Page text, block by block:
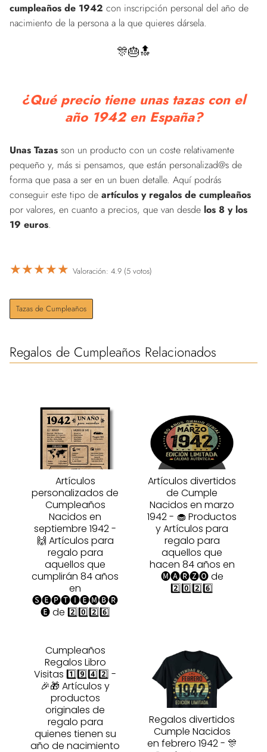
cumpleaños de 1942 con inscripción personal del año de
nacimiento de la persona a la que quieres dársela.
🎊🎂🔝
¿Qué precio tiene unas tazas con el
año 1942 en España?
Unas Tazas son un producto con un coste relativamente
pequeño y, más si pensamos, que están personalizad@s de
forma que pasa a ser en un buen detalle. Aquí podrás
conseguir este tipo de artículos y regalos de cumpleaños
por valores, en cuanto a precios, que van desde los 8 y los
19 euros.
★★★★★ Valoración: 4.9 (5 votos)
Tazas de Cumpleaños
Regalos de Cumpleaños Relacionados
Artículos
personalizados de
Cumpleaños
Nacidos en
septiembre 1942 -
🙌 Artículos para
regalo para
aquellos que
cumplirán 84 años
en
🅢🅔🅟🅣🅘🅔🅜🅑🅡
🅔 de 2️⃣0️⃣2️⃣6️⃣
Artículos divertidos
de Cumple
Nacidos en marzo
1942 - 🧁 Productos
y Artículos para
regalo para
aquellos que
hacen 84 años en
🅜🅐🅡🅩🅞 de
2️⃣0️⃣2️⃣6️⃣
Cumpleaños
Regalos Libro
Visitas 1️⃣9️⃣4️⃣2️⃣ -
🎉🎁 Artículos y
productos
originales de
regalo para
quienes tienen su
año de nacimiento
Regalos divertidos
Cumple Nacidos
en febrero 1942 - 🎊